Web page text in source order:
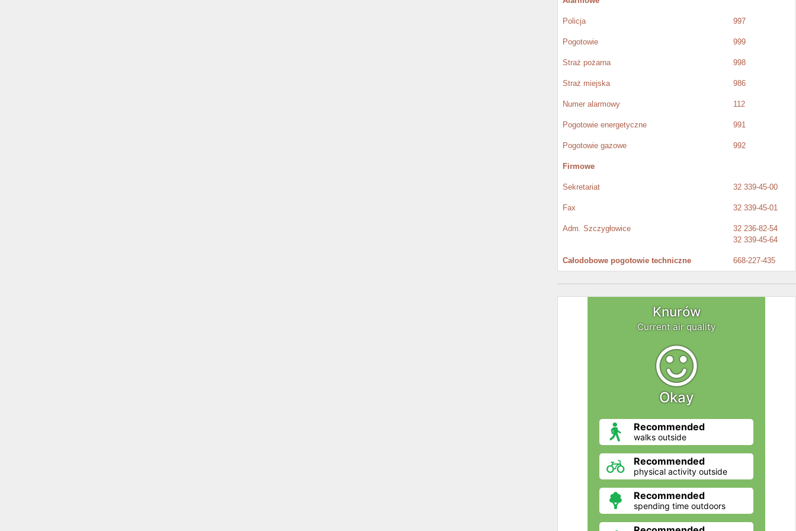
Policja 997
Pogotowie 999
Straż pożarna 998
Straż miejska 986
Numer alarmowy 112
Pogotowie energetyczne 991
Pogotowie gazowe 992
Firmowe
Sekretariat 32 339-45-00
Fax 32 339-45-01
Adm. Szczygłowice
32 236-82-54
32 339-45-64
Całodobowe pogotowie techniczne 668-227-435